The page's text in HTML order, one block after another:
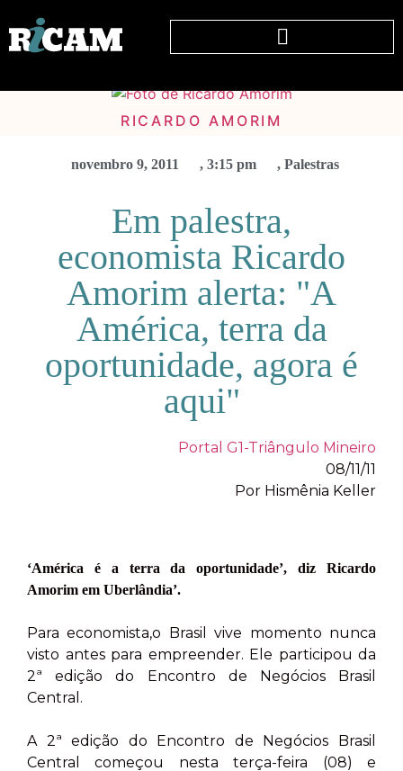
RICARDO AMORIM
novembro 9, 2011 , 3:15 pm , Palestras
Em palestra,
economista Ricardo
Amorim alerta: "A
América, terra da
oportunidade, agora é
aqui"
Portal G1-Triângulo Mineiro
08/11/11
Por Hismênia Keller
‘América é a terra da oportunidade’, diz Ricardo
Amorim em Uberlândia’.
Para economista,o Brasil vive momento nunca
visto antes para empreender. Ele participou da
2ª edição do Encontro de Negócios Brasil
Central.
A 2ª edição do Encontro de Negócios Brasil
Central começou nesta terça-feira (08) e